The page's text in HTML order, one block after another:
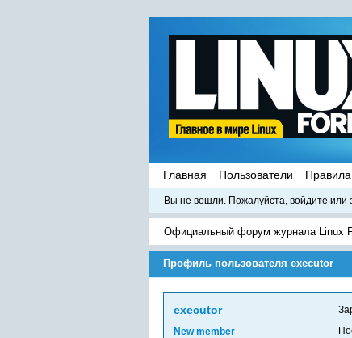
Главная Пользователи Правила
Вы не вошли. Пожалуйста, войдите или
Официальный форум журнала Linux
Профиль пользователя executor
executor
New member